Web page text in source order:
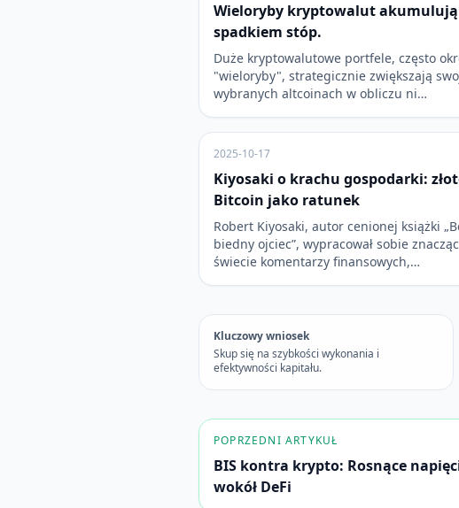
Wieloryby kryptowalut
spadkiem stóp.
Duże kryptowalutowe portfele, często
"wieloryby", strategicznie zwiększają
wybranych altcoinach w obliczu ni…
2025-10-17
Kiyosaki o krachu gospodarki:
Bitcoin jako ratunek
Robert Kiyosaki, autor cenionej książki
biedny ojciec”, wypracował sobie
świecie komentarzy finansowych,…
Kluczowy wniosek
Skup się na szybkości wykonania i
efektywności kapitału.
POPRZEDNI ARTYKUŁ
BIS kontra krypto: Rosnące
wokół DeFi